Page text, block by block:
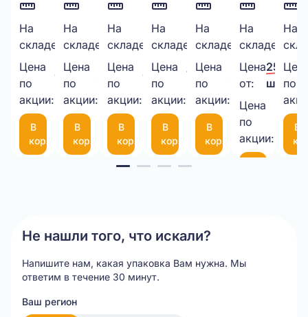
Бумажный
наполнитель
крафт
3,8мм,
1кг.
На
складе:
30
шт.
Цена
по
акции:
650,00 ₽/
шт.
В
корзину
Скотч
48мм*50М,
40мкм
прозрачный
На
складе:
199
шт.
Цена
по
акции:
38,00 ₽/
шт.
В
корзину
ПАКЕТ
ИЗ
ВПП
3-
10-
75
(300*200мм)
На
складе:
260
шт.
Цена
по
акции:
6,00 ₽/
шт.
В
корзину
Курьерский
пакет
340х460
50
мкм
На
складе:
2200
шт.
Цена
по
акции:
7,50 ₽/
шт.
В
корзину
Перчатки
Х/Б
С 2
латексами
(пара)
На
складе:
100
шт.
Цена
по
акции:
30,00 ₽/
шт.
В
корзину
Защитный
уголок
из
картона
На
складе:
974
шт.
Цена
от:
25,00
шт.
Цена
по
акции:
50
На
по
В
Не нашли того, что искали?
Напишите нам, какая упаковка Вам нужна. Мы
ответим в течение 30 минут.
Ваш регион